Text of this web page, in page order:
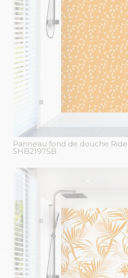
Panneau fond de douche
SHB21975B